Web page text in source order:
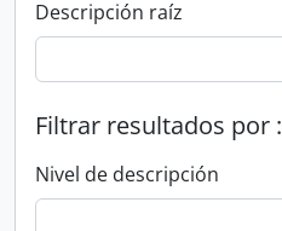
Descripción raíz
Filtrar resultados por :
Nivel de descripción